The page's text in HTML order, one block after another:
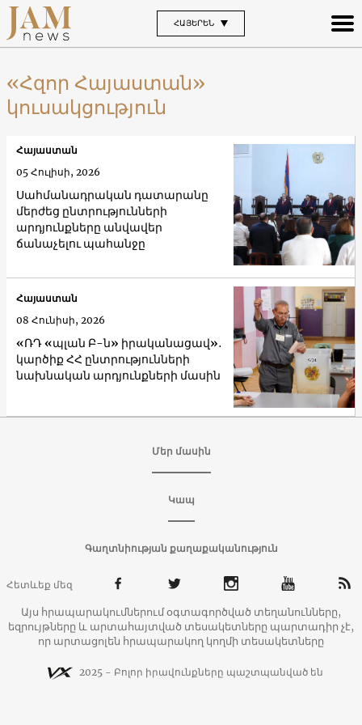
ՀԱՅԵՐԵՆ
«Հզոր Հայաստան»
կուսակցություն
Սահմանադրական դատարանը
մերժեց ընտրությունների
արդյունքները անվավեր
ճանաչելու պահանջը
Հայաստան
05 Հուլիսի, 2026
«ՌԴ «պլան Բ-ն» իրականացավ»․
կարծիք ՀՀ ընտրությունների
նախնական արդյունքների մասին
Հայաստան
08 Հունիսի, 2026
Մեր մասին
Կապ
Գաղտնիության քաղաքականություն
Հետևեք մեզ
Այս հրապարակումներում օգտագործված տեղանունները,
եզրույթները և արտահայտված տեսակետները պարտադիր չէ,
որ արտացոլեն հրապարակող կողմի տեսակետները
2025 - Բոլոր իրավունքները պաշտպանված են